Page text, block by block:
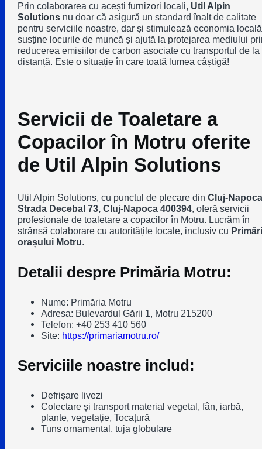
Prin colaborarea cu acești furnizori locali, Util Alpin
Solutionsnu doar că asigură un standard înalt de calitate
pentru serviciile noastre, dar și stimulează economia
susține locurile de muncă și ajută la protejarea mediului
reducerea emisiilor de carbon asociate cu transportul de la
distanță. Este o situație în care toată lumea câștigă!
Servicii de Toaletare a
Copacilor în Motru oferite
de Util Alpin Solutions
Util Alpin Solutions, cu punctul de plecare din Cluj-
Strada Decebal 73, Cluj-Napoca 400394, oferă servicii
profesionale de toaletare a copacilor în Motru. Lucrăm în
strânsă colaborare cu autoritățile locale, inclusiv cu
orașului Motru.
Detalii despre Primăria Motru:
Nume: Primăria Motru
Adresa: Bulevardul Gării 1, Motru 215200
Telefon: +40 253 410 560
Site: https://primariamotru.ro/
Serviciile noastre includ:
Defrișare livezi
Colectare și transport material vegetal, fân, iarbă,
plante, vegetație, Tocațură
Tuns ornamental, tuja globulare